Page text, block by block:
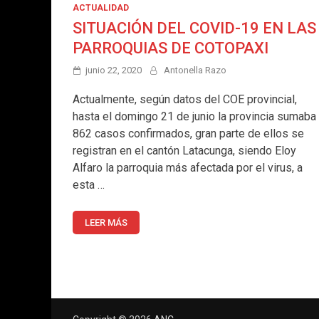
ACTUALIDAD
SITUACIÓN DEL COVID-19 EN LAS
PARROQUIAS DE COTOPAXI
junio 22, 2020 Antonella Razo
Actualmente, según datos del COE provincial,
hasta el domingo 21 de junio la provincia sumaba
862 casos confirmados, gran parte de ellos se
registran en el cantón Latacunga, siendo Eloy
Alfaro la parroquia más afectada por el virus, a
esta …
LEER MÁS